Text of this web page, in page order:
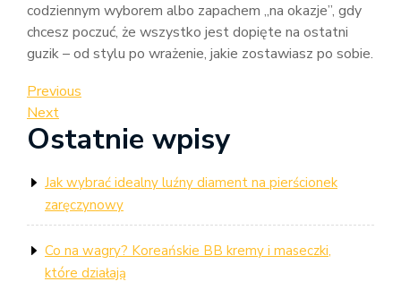
codziennym wyborem albo zapachem „na okazje”, gdy
chcesz poczuć, że wszystko jest dopięte na ostatni
guzik – od stylu po wrażenie, jakie zostawiasz po sobie.
Nawigacja
wpisu
Previous
Post
Previous
Next
Post
Next
Ostatnie wpisy
Jak wybrać idealny luźny diament na pierścionek
zaręczynowy
Co na wagry? Koreańskie BB kremy i maseczki,
które działają